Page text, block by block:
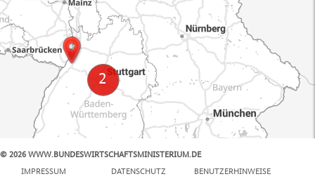
© 2026 WWW.BUNDESWIRTSCHAFTSMINISTERIUM.DE
IMPRESSUM
DATENSCHUTZ BENUTZERHINWEISE